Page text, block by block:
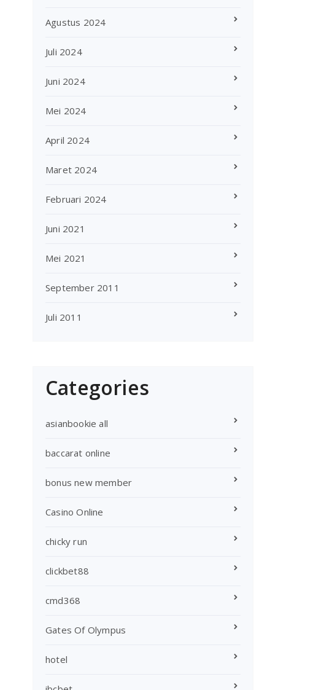
Agustus 2024
Juli 2024
Juni 2024
Mei 2024
April 2024
Maret 2024
Februari 2024
Juni 2021
Mei 2021
September 2011
Juli 2011
Categories
asianbookie all
baccarat online
bonus new member
Casino Online
chicky run
clickbet88
cmd368
Gates Of Olympus
hotel